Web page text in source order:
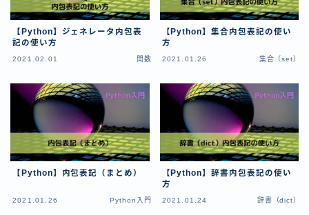
GUI
画像処理
生成AI
開発環境
Python学習
tips Pythonのtipsに関する記事用のカテゴリー
プロフィール
【Python】ジェネレータ内包表
記の使い方
2021.02.01 関数
【Python】集合内包表記の使い
方
2021.01.26 集合（set）
【Python】内包表記（まとめ）
2021.01.26 Python入門
【Python】辞書内包表記の使い
方
2021.01.24 辞書（dict）